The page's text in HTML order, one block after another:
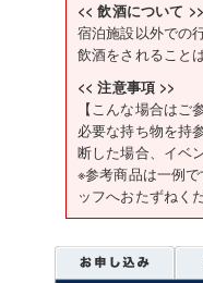
<< 飲酒について >>
宿泊施設以外での
飲酒をされること
<< 注意事項 >>
【こんな場合はご
必要な持ち物を持
断した場合、イベ
※参考商品は一例
ッフへおたずねく